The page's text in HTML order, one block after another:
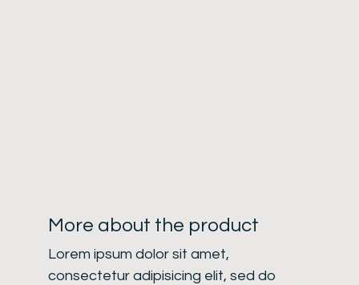
More about the product
Lorem ipsum dolor sit amet,
consectetur adipisicing elit, sed do